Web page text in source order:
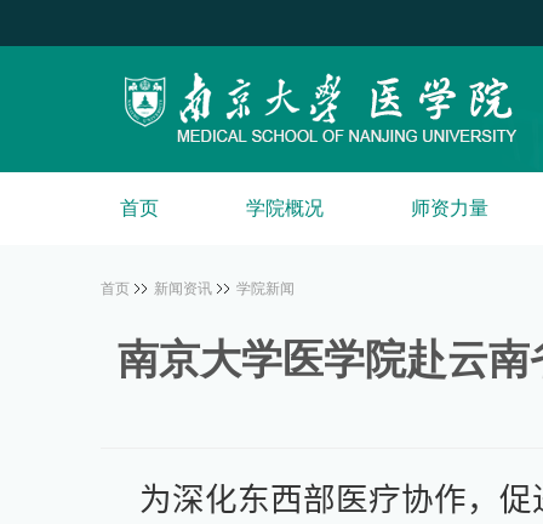
首页 学院概况 师资力量
首页 新闻资讯 学院新闻
南京大学医学院赴云
为深化东西部医疗协作，